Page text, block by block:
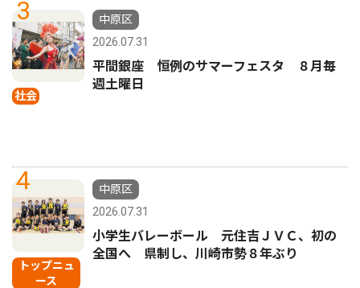
3
社会
中原区
2026.07.31
平間銀座 恒例のサマーフェスタ ８月毎
週土曜日
4
トップニュ
ース
中原区
2026.07.31
小学生バレーボール 元住吉ＪＶＣ、初の
全国へ 県制し、川崎市勢８年ぶり